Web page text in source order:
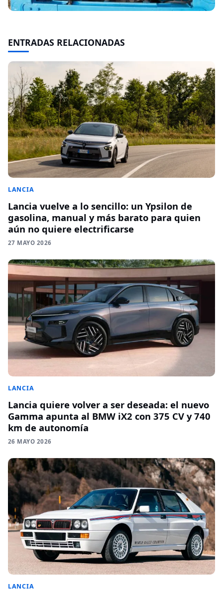
ENTRADAS RELACIONADAS
LANCIA
Lancia vuelve a lo sencillo: un Ypsilon de
gasolina, manual y más barato para quien
aún no quiere electrificarse
27 MAYO 2026
LANCIA
Lancia quiere volver a ser deseada: el nuevo
Gamma apunta al BMW iX2 con 375 CV y 740
km de autonomía
26 MAYO 2026
LANCIA